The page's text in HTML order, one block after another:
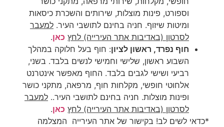
וספורט, פינות מוצלות, שירותים והשכרת כיסאות
ומיטות שיזוף. חניה בחינם לתושבי העיר. למעבר
לסרטון (באדיבות אתר העירייה) לחץ כאן.
חוף נפרד, ראשון לציון: חוף בעל חלוקה במהלך
השבוע ראשון, שלישי וחמישי לנשים בלבד. בשני,
רביעי ושישי לגבים בלבד. החוף מאפשר אינטרנט
אלחוטי חופשי, מקלחות חוף, מרפאה, מתקני כושר
ופינות מוצלות. חניה בחינם לתושבי העיר.
. למעבר
לסרטון (באדיבות אתר העירייה) לחץ כאן.
*כדאי לשים לב! בקישור של אתר העירייה המצלמה